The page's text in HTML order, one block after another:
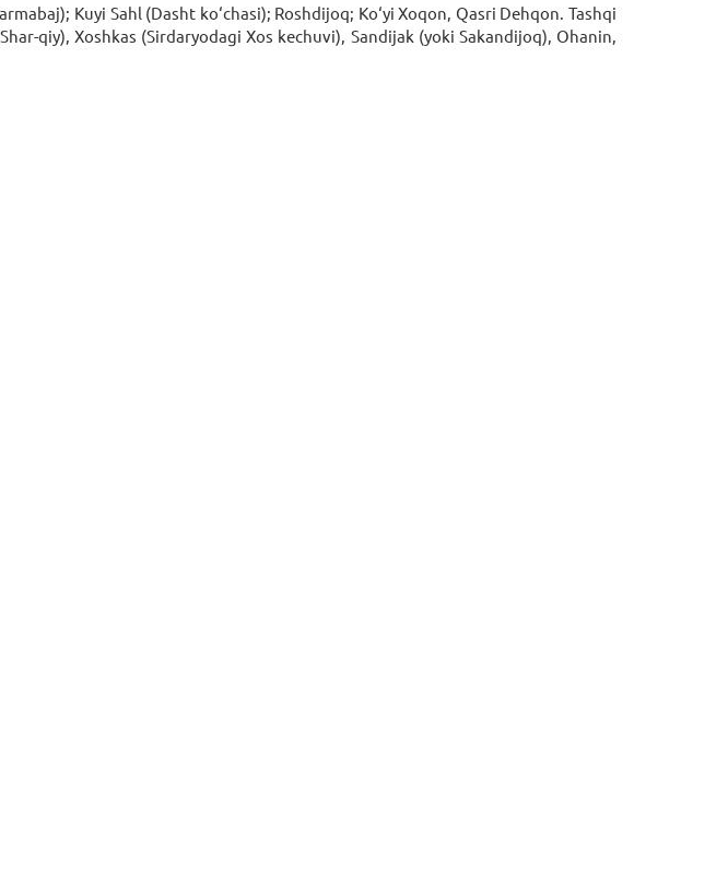
Kuyi Sahl (Dasht ko‘chasi); Roshdijoq; Ko‘yi Xoqon, Qasri Dehqon. Tashqi
qiy), Xoshkas (Sirdaryodagi Xos kechuvi), Sandijak (yoki Sakandijoq), Ohanin,